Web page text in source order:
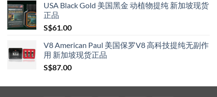
USA Black Gold 美国黑金 动植物提纯 新加坡现货
正品
S$61.00
V8 American Paul 美国保罗V8 高科技提纯无副作
用 新加坡现货正品
S$87.00